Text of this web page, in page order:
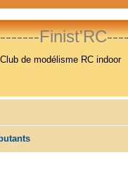
-------
Club de modélisme RC indoor